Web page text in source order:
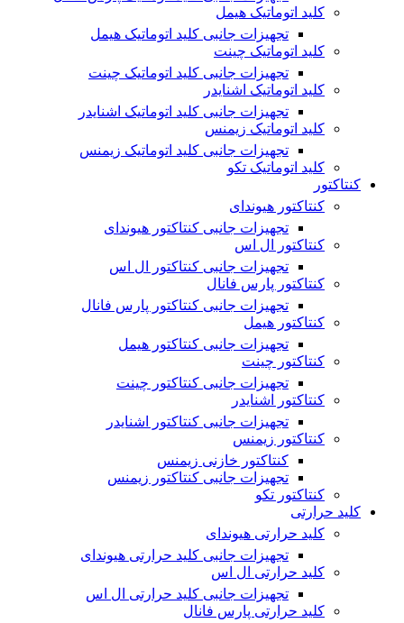
کلید اتوماتیک هیمل
تجهیزات جانبی کلید اتوماتیک هیمل
کلید اتوماتیک چینت
تجهیزات جانبی کلید اتوماتیک چینت
کلید اتوماتیک اشنایدر
تجهیزات جانبی کلید اتوماتیک اشنایدر
کلید اتوماتیک زیمنس
تجهیزات جانبی کلید اتوماتیک زیمنس
کلید اتوماتیک تکو
کنتاکتور
کنتاکتور هیوندای
تجهیزات جانبی کنتاکتور هیوندای
کنتاکتور ال اس
تجهیزات جانبی کنتاکتور ال اس
کنتاکتور پارس فانال
تجهیزات جانبی کنتاکتور پارس فانال
کنتاکتور هیمل
تجهیزات جانبی کنتاکتور هیمل
کنتاکتور چینت
تجهیزات جانبی کنتاکتور چینت
کنتاکتور اشنایدر
تجهیزات جانبی کنتاکتور اشنایدر
کنتاکتور زیمنس
کنتاکتور خازنی زیمنس
تجهیزات جانبی کنتاکتور زیمنس
کنتاکتور تکو
کلید حرارتی
کلید حرارتی هیوندای
تجهیزات جانبی کلید حرارتی هیوندای
کلید حرارتی ال اس
تجهیزات جانبی کلید حرارتی ال اس
کلید حرارتی پارس فانال